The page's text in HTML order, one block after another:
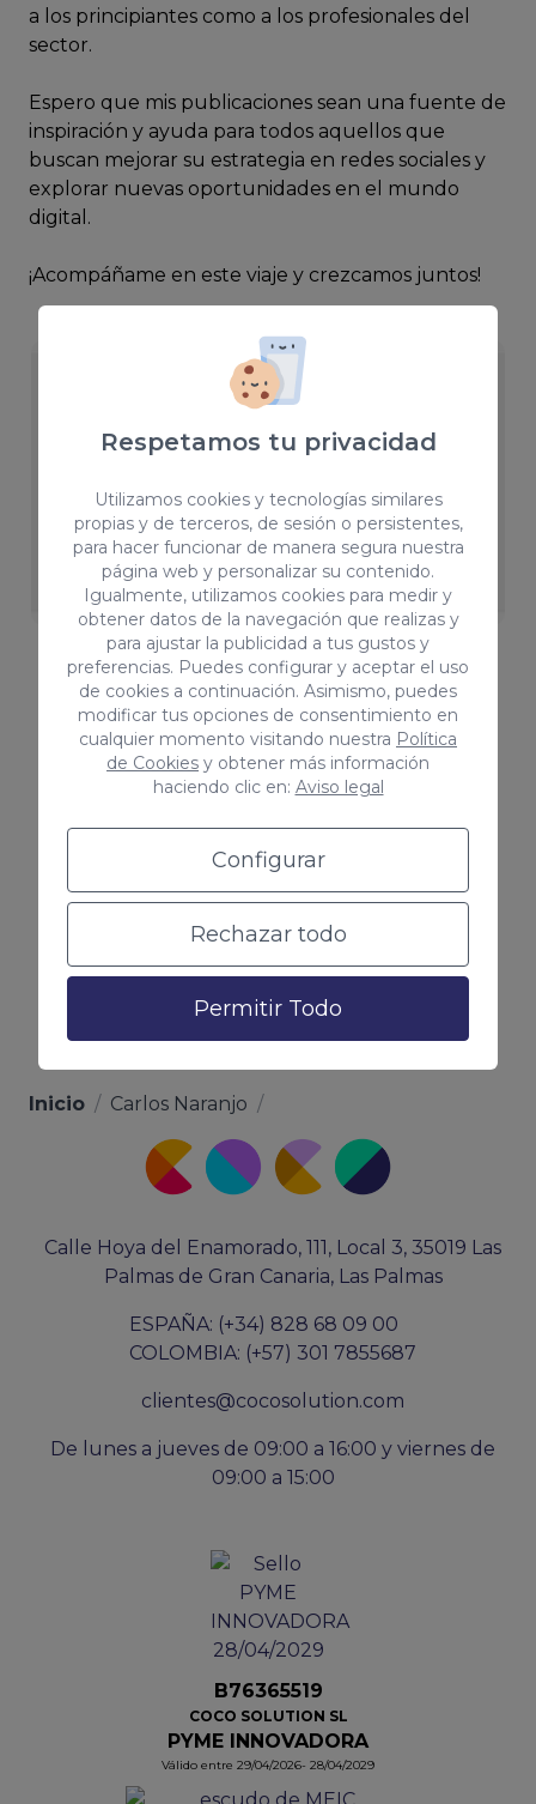
Respetamos tu privacidad
Utilizamos cookies y tecnologías similares
propias y de terceros, de sesión o persistentes,
para hacer funcionar de manera segura nuestra
página web y personalizar su contenido.
Igualmente, utilizamos cookies para medir y
obtener datos de la navegación que realizas y
para ajustar la publicidad a tus gustos y
preferencias. Puedes configurar y aceptar el uso
de cookies a continuación. Asimismo, puedes
modificar tus opciones de consentimiento en
cualquier momento visitando nuestra Política
de Cookies y obtener más información
haciendo clic en: Aviso legal
Configurar
Rechazar todo
Permitir Todo
a los principiantes como a los profesionales del
sector.
Espero que mis publicaciones sean una fuente de
inspiración y ayuda para todos aquellos que
buscan mejorar su estrategia en redes sociales y
explorar nuevas oportunidades en el mundo
digital.
¡Acompáñame en este viaje y crezcamos juntos!
REDES SOCIALES
Todas las novedades que
trae Instagram en 2025
Descubre las novedades de Instagram
que marcarán el 2025
Inicio / Carlos Naranjo /
Calle Hoya del Enamorado, 111, Local 3, 35019 Las
Palmas de Gran Canaria, Las Palmas
ESPAÑA: (+34) 828 68 09 00
COLOMBIA: (+57) 301 7855687
clientes@cocosolution.com
De lunes a jueves de 09:00 a 16:00 y viernes de
09:00 a 15:00
B76365519
COCO SOLUTION SL
PYME INNOVADORA
Válido entre 29/04/2026- 28/04/2029